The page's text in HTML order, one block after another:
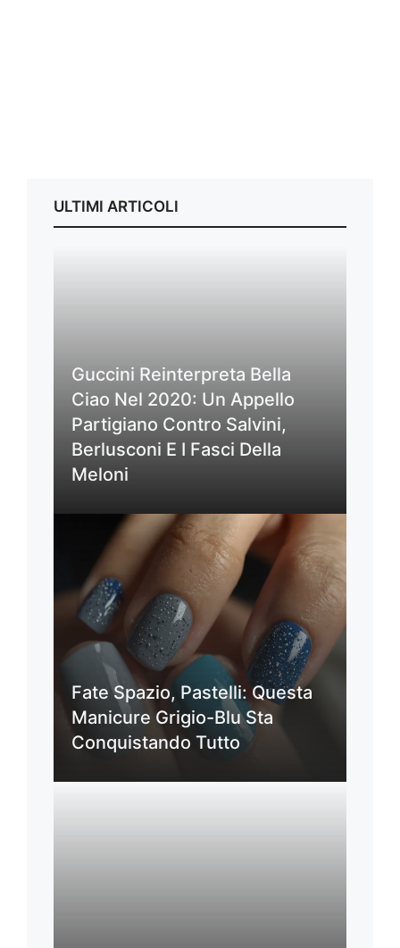
ULTIMI ARTICOLI
Guccini Reinterpreta Bella
Ciao Nel 2020: Un Appello
Partigiano Contro Salvini,
Berlusconi E I Fasci Della
Meloni
Fate Spazio, Pastelli: Questa
Manicure Grigio-Blu Sta
Conquistando Tutto